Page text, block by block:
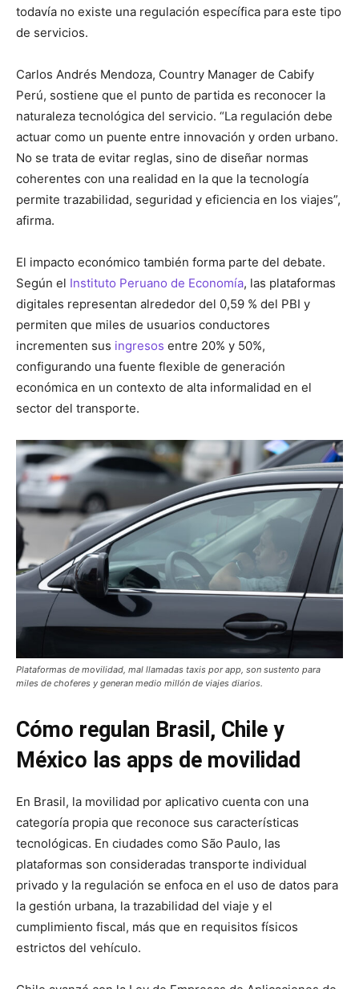
todavía no existe una regulación específica para este tipo
de servicios.
Carlos Andrés Mendoza, Country Manager de Cabify
Perú, sostiene que el punto de partida es reconocer la
naturaleza tecnológica del servicio. “La regulación debe
actuar como un puente entre innovación y orden urbano.
No se trata de evitar reglas, sino de diseñar normas
coherentes con una realidad en la que la tecnología
permite trazabilidad, seguridad y eficiencia en los viajes”,
afirma.
El impacto económico también forma parte del debate.
Según el Instituto Peruano de Economía, las plataformas
digitales representan alrededor del 0,59 % del PBI y
permiten que miles de usuarios conductores
incrementen sus ingresos entre 20% y 50%,
configurando una fuente flexible de generación
económica en un contexto de alta informalidad en el
sector del transporte.
Plataformas de movilidad, mal llamadas taxis por app, son sustento para
miles de choferes y generan medio millón de viajes diarios.
Cómo regulan Brasil, Chile y
México las apps de movilidad
En Brasil, la movilidad por aplicativo cuenta con una
categoría propia que reconoce sus características
tecnológicas. En ciudades como São Paulo, las
plataformas son consideradas transporte individual
privado y la regulación se enfoca en el uso de datos para
la gestión urbana, la trazabilidad del viaje y el
cumplimiento fiscal, más que en requisitos físicos
estrictos del vehículo.